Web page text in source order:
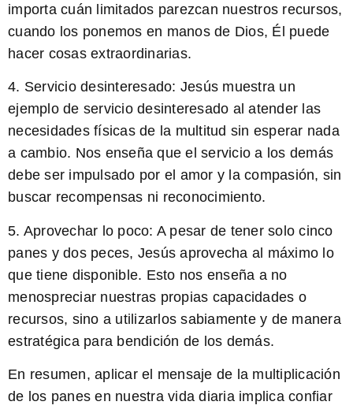
importa cuán limitados parezcan nuestros recursos,
cuando los ponemos en manos de Dios, Él puede
hacer cosas extraordinarias.
4. Servicio desinteresado: Jesús muestra un
ejemplo de servicio desinteresado al atender las
necesidades físicas de la multitud sin esperar nada
a cambio. Nos enseña que el servicio a los demás
debe ser impulsado por el amor y la compasión, sin
buscar recompensas ni reconocimiento.
5. Aprovechar lo poco: A pesar de tener solo cinco
panes y dos peces, Jesús aprovecha al máximo lo
que tiene disponible. Esto nos enseña a no
menospreciar nuestras propias capacidades o
recursos, sino a utilizarlos sabiamente y de manera
estratégica para bendición de los demás.
En resumen, aplicar el mensaje de la multiplicación
de los panes en nuestra vida diaria implica confiar